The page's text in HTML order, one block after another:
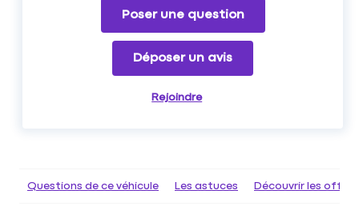
Poser une question
Déposer un avis
Rejoindre
Questions de ce véhicule Les astuces Découvrir les